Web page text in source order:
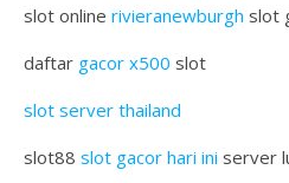
slot online rivieranewburgh slot
daftar gacor x500 slot
slot server thailand
slot88 slot gacor hari ini server